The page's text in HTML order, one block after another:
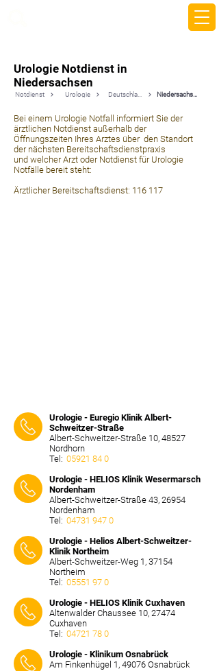
Urologie Notdienst in
Niedersachsen
Notdienst Urologie Niedersachsen
Bei einem Urologie Notfall informiert Sie der
ärztlichen Notdienst außerhalb der
Öffnungszeiten Ihres Arztes über den Standort
der nächsten Bereitschaftsdienstpraxis
und welcher Arzt oder Notdienst für Urologie
Notfälle bereit steht:
Ärztlicher Bereitschaftsdienst: 116 117
Urologie - Euregio Klinik Albert-
Schweitzer-Straße
Albert-Schweitzer-Straße 10, 48527
Nordhorn
Tel: 05921 84 0
Urologie - HELIOS Klinik Wesermarsch
Nordenham
Albert-Schweitzer-Straße 43, 26954
Nordenham
Tel: 04731 947 0
Urologie - Helios Albert-Schweitzer-
Klinik Northeim
Albert-Schweitzer-Weg 1, 37154
Northeim
Tel: 05551 97 0
Urologie - HELIOS Klinik Cuxhaven
Altenwalder Chaussee 10, 27474
Cuxhaven
Tel: 04721 78 0
Urologie - Klinikum Osnabrück
Am Finkenhügel 1, 49076 Osnabrück